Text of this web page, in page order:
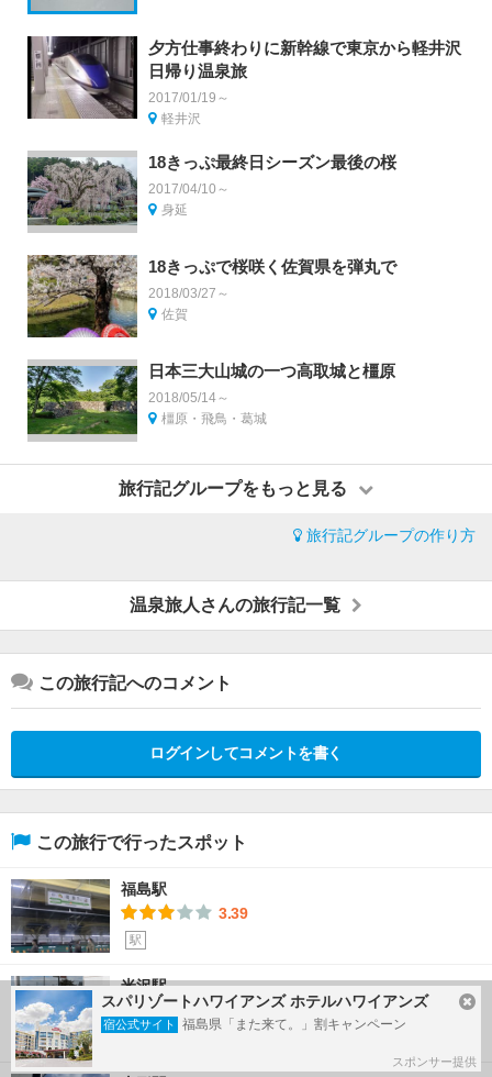
夕方仕事終わりに新幹線で東京から軽井沢
日帰り温泉旅
2017/01/19～
軽井沢
18きっぷ最終日シーズン最後の桜
2017/04/10～
身延
18きっぷで桜咲く佐賀県を弾丸で
2018/03/27～
佐賀
日本三大山城の一つ高取城と橿原
2018/05/14～
橿原・飛鳥・葛城
旅行記グループをもっと見る
旅行記グループの作り方
温泉旅人さんの旅行記一覧
この旅行記へのコメント
ログインしてコメントを書く
この旅行で行ったスポット
福島駅
3.39
駅
米沢駅
3.38
駅
スパリゾートハワイアンズ ホテルハワイアンズ
宿公式サイト 福島県「また来て。」割キャンペーン
スポンサー提供